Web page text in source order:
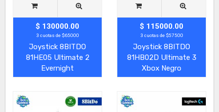
$ 130000.00
3 cuotas de $65000
Joystick 8BITDO
81HE05 Ultimate 2
Evernight
$ 115000.00
3 cuotas de $57500
Joystick 8BITDO
81HB02D Ultimate 3
Xbox Negro